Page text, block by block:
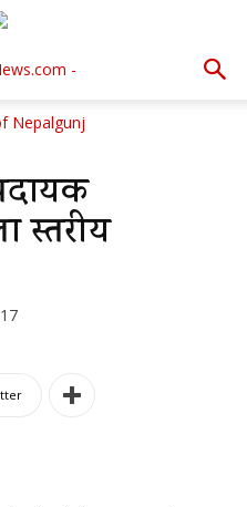
स्तरीय